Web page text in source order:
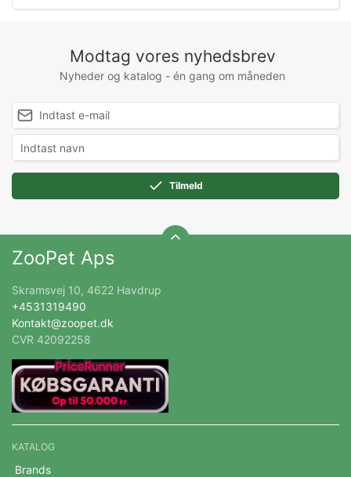
Modtag vores nyhedsbrev
Nyheder og katalog - én gang om måneden
Tilmeld
ZooPet Aps
Skramsvej 10, 4622 Havdrup
+4531319490
Kontakt@zoopet.dk
CVR 42092258
KATALOG
Brands